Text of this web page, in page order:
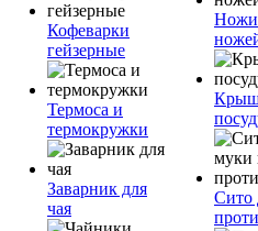
Кофеварки
гейзерные
Термоса и
термокружки
Заварник для
чая
Сито